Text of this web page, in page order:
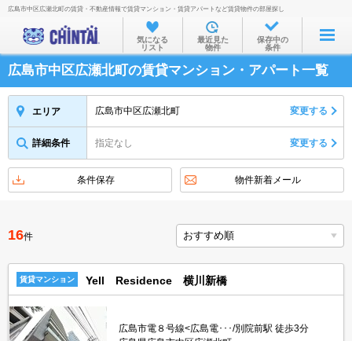
お部屋を探す
沿線・駅から
住所から
家賃相場から
物件特集から
不動産会社から
TOP
広島市中区広瀬北町の賃貸・不動産情報で賃貸マンション・賃貸アパートなど賃貸物件の部屋探し
気になる
リスト
最近見た
物件
保存中の
条件
広島市中区広瀬北町の賃貸マンション・アパート一覧
エリア 広島市中区広瀬北町 変更する
詳細条件 指定なし 変更する
条件保存 物件新着メール
16件
賃貸マンション Yell Residence 横川新橋
広島市電８号線<広島電･･･/別院前駅 徒歩3分